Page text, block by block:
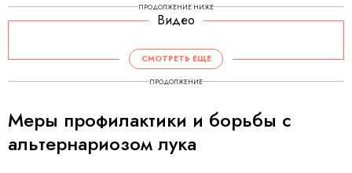
ПРОДОЛЖЕНИЕ НИЖЕ
Видео
СМОТРЕТЬ ЕЩЕ
ПРОДОЛЖЕНИЕ
Меры профилактики и борьбы с
альтернариозом лука